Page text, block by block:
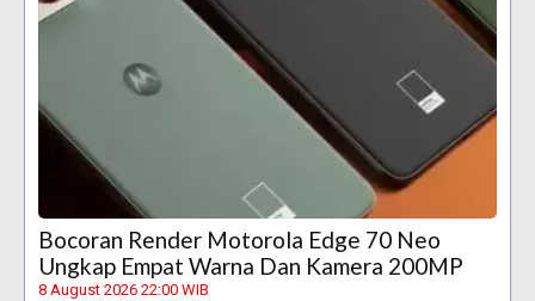
Bocoran Render Motorola Edge 70 Neo
Ungkap Empat Warna Dan Kamera 200MP
8 August 2026 22:00 WIB